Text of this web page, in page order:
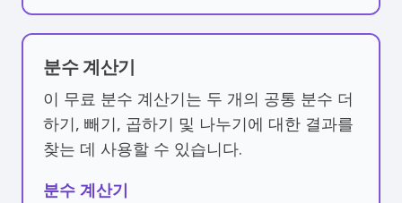
분수 계산기
이 무료 분수 계산기는 두 개의 공통 분수 더
하기, 빼기, 곱하기 및 나누기에 대한 결과를
찾는 데 사용할 수 있습니다.
분수 계산기